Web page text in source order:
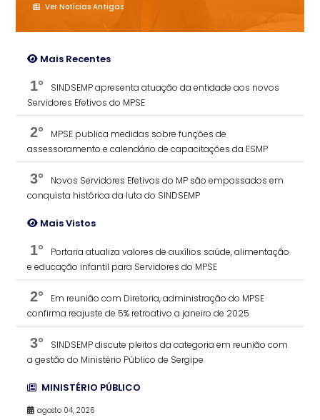
Ver Notícias Antigas
Mais Recentes
1°
SINDSEMP apresenta atuação da entidade aos novos
Servidores Efetivos do MPSE
2°
MPSE publica medidas sobre funções de
assessoramento e calendário de capacitações da ESMP
3°
Novos Servidores Efetivos do MP são empossados em
conquista histórica da luta do SINDSEMP
Mais Vistos
1°
Portaria atualiza valores de auxílios saúde, alimentação
e educação infantil para Servidores do MPSE
2°
Em reunião com Diretoria, administração do MPSE
confirma reajuste de 5% retroativo a janeiro de 2025
3°
SINDSEMP discute pleitos da categoria em reunião com
a gestão do Ministério Público de Sergipe
MINISTÉRIO PÚBLICO
agosto 04, 2026